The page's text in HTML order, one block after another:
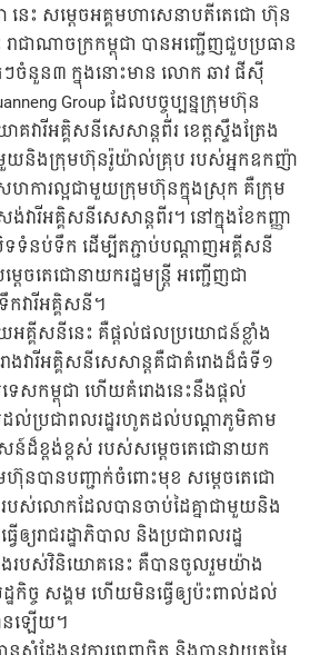
េះ សម្តេចអគ្គមហាសេនាបតីតេជោ ហ៊ុន
រាជាណាចក្រកម្ពុជា បានអញ្ជើញជួបប្រធាន
នួន៣ ក្នុងនោះមាន លោក ឆាវ ផីស៊ី
Group ដែលបច្ចុប្បន្នក្រុមហ៊ុន
ារីអគ្គិសនីសេសាន្តពីរ ខេត្តស្ទឹងត្រែង
និងក្រុមហ៊ុនរ៉ូយ៉ាល់គ្រុប របស់អ្នកឧកញ៉ា
ការល្អជាមួយក្រុមហ៊ុនក្នុងស្រុក គឺក្រុម
រីអគ្គិសនីសេសាន្តពីរ។ នៅក្នុងខែកញ្ញា
ទំនប់ទឹក ដើម្បីតភ្ជាប់បណ្តាញអគ្គីសនី
តេជោនាយករដ្ឋមន្រ្តី អញ្ជើញជា
វារីអគ្គិសនី។
គ្គីសនីនេះ គឺផ្តល់ផលប្រយោជន៍ខ្លាំង
វារីអគ្គិសនីសេសាន្តគឺជាគំរោងដ៏ធំទី១
សកម្ពុជា ហើយគំរោងនេះនឹងផ្តល់
ល់ប្រជាពលរដ្ឋរហូតដល់បណ្តាភូមិតាម
ខ្ពង់ខ្ពស់ របស់សម្តេចតេជោនាយក
ហ៊ុនបានបញ្ជាក់ចំពោះមុខ សម្តេចតេជោ
របស់លោកដែលបានចាប់ដៃគ្នាជាមួយនិង
យរាជរដ្ឋាភិបាល និងប្រជាពលរដ្ឋ
ងរបស់វិនិយោគនេះ គឺបានចូលរួមយ៉ាង
ឋកិច្ច សង្គម ហើយមិនធ្វើឲ្យប៉ះពាល់ដល់
នឡើយ។